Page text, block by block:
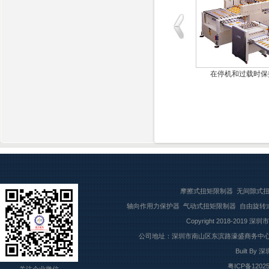
在停机和过载时
摩擦式扭矩限制器 无间隙式
轴向作用力保护器 气动式扭矩限制器 自由旋转
Copyright 2018-2019 深圳
公司地址：深圳市南山区东滨路濠盛商务中
Built By 深
粤ICP备